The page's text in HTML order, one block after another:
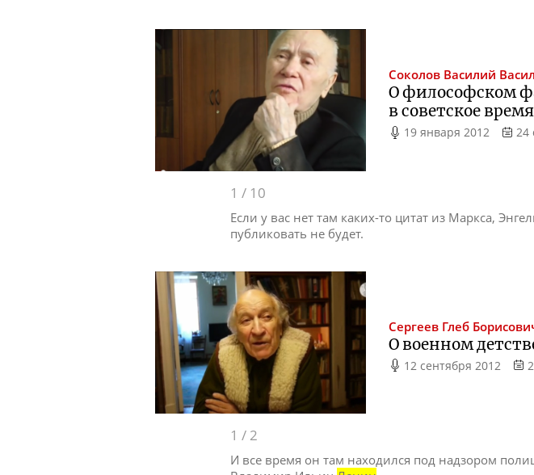
Соколов Василий
О философском
в советское время
19 января 2012 24
1 / 10
Если у вас нет там каких-то цитат из Маркса,
публиковать не будет.
Сергеев Глеб
О военном
12 сентября 2012
1 / 2
И все время он там находился под надзором